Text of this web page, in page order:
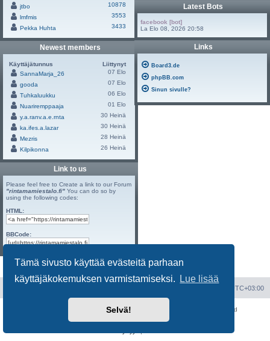
Tämä sivusto käyttää evästeitä parhaan
käyttäjäkokemuksen varmistamiseksi.
Lue lisää
Selvä!
jtbo
10878
lmfmis
3553
Pekka Huhta
3433
Newest members
Käyttäjätunnus
Liittynyt
SannaMarja_26
07 Elo
gooda
07 Elo
Tuhkaluukku
06 Elo
Nuariremppaaja
01 Elo
y.a.ranv.a.e.rnta
30 Heinä
ka.ifes.a.lazar
30 Heinä
Mezris
28 Heinä
Kilpikonna
26 Heinä
Link to us
Please feel free to Create a link to our Forum
"rintamamiestalo.fi" You can do so by
using the following codes:
HTML:
BBCode:
Latest Bots
facebook [bot]
La Elo 08, 2026 20:58
Links
Board3.de
phpBB.com
Sinun sivulle?
Powered byBoard3 Portal© 2009 - 2023 Board3 Group
UTC+03:00
Keskustelufoorumin ohjelmistophpBB
® Forum Software © phpBB Limited
Käännös: phpBB Suomi (lurttinen, harritapio, Pettis)